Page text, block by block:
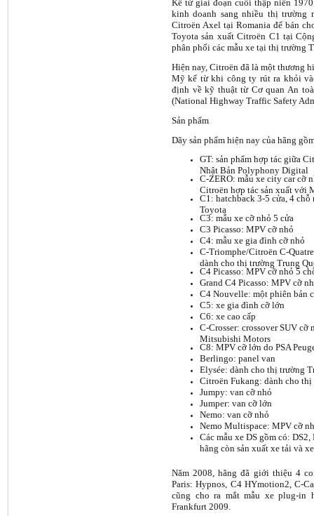
Kể từ giai đoạn cuối thập niên
kinh doanh sang nhiều thị trường
Citroën Axel tại Romania để bán
Toyota sản xuất Citroën C1 tại
phân phối các mẫu xe tại thị trường
Hiện nay, Citroën đã là một thương
Mỹ kể từ khi công ty rút ra khỏi
định về kỹ thuật từ Cơ quan An
(National Highway Traffic Safety
Sản phẩm
Dãy sản phẩm hiện nay của hãng
GT: sản phẩm hợp tác giữa
Nhật Bản Polyphony Digital
C-ZERO: mẫu xe city car cỡ
Citroën hợp tác sản xuất với
C1: hatchback 3-5 cửa, 4
Toyota
C3: mẫu xe cỡ nhỏ 5 cửa
C3 Picasso: MPV cỡ nhỏ
C4: mẫu xe gia đình cỡ nhỏ
C-Triomphe/Citroën C-
dành cho thị trường Trung
C4 Picasso: MPV cỡ nhỏ 5
Grand C4 Picasso: MPV cỡ
C4 Nouvelle: một phiên bản
C5: xe gia đình cỡ lớn
C6: xe cao cấp
C-Crosser: crossover SUV
Mitsubishi Motors
C8: MPV cỡ lớn do PSA
Berlingo: panel van
Elysée: dành cho thị trường
Citroën Fukang: dành cho
Jumpy: van cỡ nhỏ
Jumper: van cỡ lớn
Nemo: van cỡ nhỏ
Nemo Multispace: MPV cỡ
Các mẫu xe DS gồm có:
hãng còn sản xuất xe tải và
Năm 2008, hãng đã giới thiệu 4
Paris: Hypnos, C4 HYmotion2, C-
cũng cho ra mắt mẫu xe plug-in
Frankfurt 2009.